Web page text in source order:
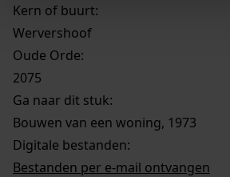
Kern of buurt:
Wervershoof
Oude Orde:
2075
Ga naar dit stuk:
Bouwen van een woning, 1973
Digitale bestanden:
Bestanden per e-mail ontvangen